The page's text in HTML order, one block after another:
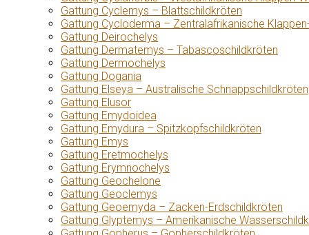
Gattung Cyclemys – Blattschildkröten
Gattung Cycloderma – Zentralafrikanische
Gattung Deirochelys
Gattung Dermatemys – Tabascoschildkröten
Gattung Dermochelys
Gattung Dogania
Gattung Elseya – Australische Schnappschildkröten
Gattung Elusor
Gattung Emydoidea
Gattung Emydura – Spitzkopfschildkröten
Gattung Emys
Gattung Eretmochelys
Gattung Erymnochelys
Gattung Geochelone
Gattung Geoclemys
Gattung Geoemyda – Zacken-Erdschildkröten
Gattung Glyptemys – Amerikanische